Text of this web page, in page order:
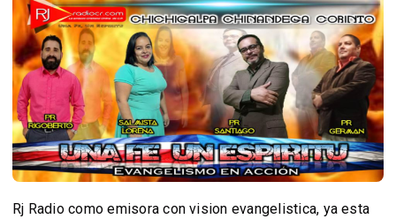
Rj Radio como emisora con vision evangelistica, ya esta